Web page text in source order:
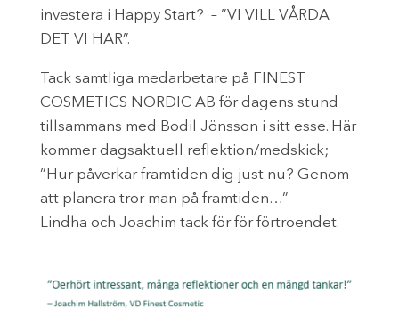
investera i Happy Start? – ”VI VILL VÅRDA
DET VI HAR”.
Tack samtliga medarbetare på FINEST
COSMETICS NORDIC AB för dagens stund
tillsammans med Bodil Jönsson i sitt esse. Här
kommer dagsaktuell reflektion/medskick;
”Hur påverkar framtiden dig just nu? Genom
att planera tror man på framtiden…”
Lindha och Joachim tack för för förtroendet.